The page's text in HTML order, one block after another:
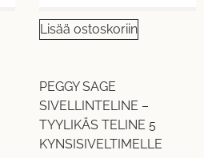
Lisää ostoskoriin
PEGGY SAGE
SIVELLINTELINE –
TYYLIKÄS TELINE 5
KYNSISIVELTIMELLE